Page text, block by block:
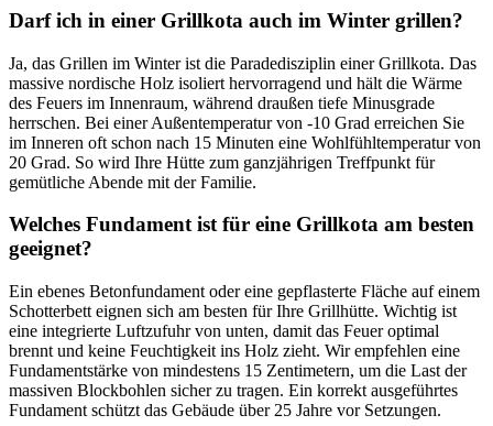
Darf ich in einer Grillkota auch im Winter grillen?
Ja, das Grillen im Winter ist die Paradedisziplin einer Grillkota. Das
massive nordische Holz isoliert hervorragend und hält die Wärme
des Feuers im Innenraum, während draußen tiefe Minusgrade
herrschen. Bei einer Außentemperatur von -10 Grad erreichen Sie
im Inneren oft schon nach 15 Minuten eine Wohlfühltemperatur von
20 Grad. So wird Ihre Hütte zum ganzjährigen Treffpunkt für
gemütliche Abende mit der Familie.
Welches Fundament ist für eine Grillkota am besten
geeignet?
Ein ebenes Betonfundament oder eine gepflasterte Fläche auf einem
Schotterbett eignen sich am besten für Ihre Grillhütte. Wichtig ist
eine integrierte Luftzufuhr von unten, damit das Feuer optimal
brennt und keine Feuchtigkeit ins Holz zieht. Wir empfehlen eine
Fundamentstärke von mindestens 15 Zentimetern, um die Last der
massiven Blockbohlen sicher zu tragen. Ein korrekt ausgeführtes
Fundament schützt das Gebäude über 25 Jahre vor Setzungen.